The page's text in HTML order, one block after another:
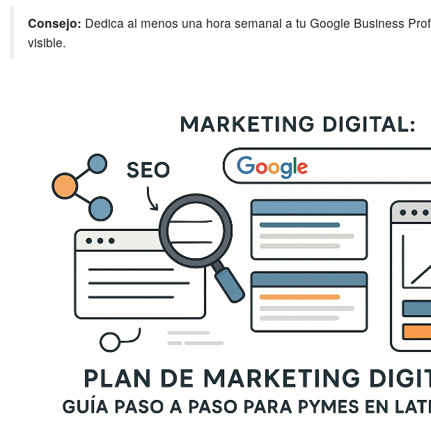
Consejo: Dedica al menos una hora semanal a tu Google Business
visible.